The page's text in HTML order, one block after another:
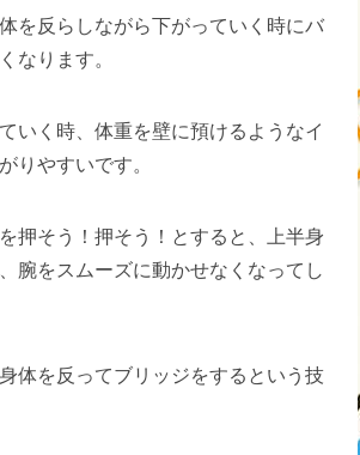
を反らしながら下がっていく時にバ
なります。
いく時、体重を壁に預けるようなイ
りやすいです。
押そう！押そう！とすると、上半身
腕をスムーズに動かせなくなってし
体を反ってブリッジをするという技